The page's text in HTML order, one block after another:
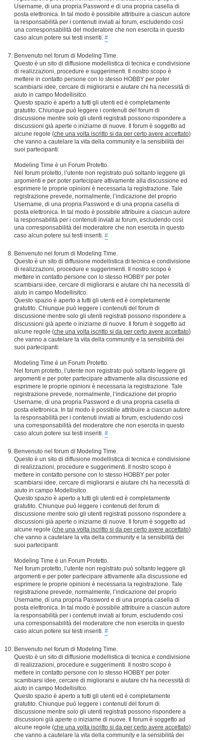
Username, di una propria Password e di una propria casella di
posta elettronica. In tal modo è possibile attribuire a ciascun autore
la responsabilità per i contenuti inviati ai forum, escludendo così
una corresponsabilità del moderatore che non esercita in questo
caso alcun potere sui testi inseriti. #
Benvenuto nel forum di Modeling Time.
Questo è un sito di diffusione modellistica di tecnica e condivisione
di realizzazioni, procedure e suggerimenti. Il nostro scopo è
mettere in contatto persone con lo stesso HOBBY per poter
scambiarsi idee, cercare di migliorarsi e aiutare chi ha necessità di
aiuto in campo Modellisitco.
Questo spazio è aperto a tutti gli utenti ed è completamente
gratutito. Chiunque può leggere i contenuti del forum di
discussione mentre solo gli utenti registrati possono rispondere a
discussioni già aperte o iniziarne di nuove. Il forum è soggetto ad
alcune regole (che una volta iscritto si da per certo avere accettato)
che vanno a cautelare la vita della community e la sensibilità dei
suoi partecipanti:
Modeling Time è un Forum Protetto.
Nel forum protetto, l’utente non registrato può soltanto leggere gli
argomenti e per poter partecipare attivamente alla discussione ed
esprimere le proprie opinioni è necessaria la registrazione. Tale
registrazione prevede, normalmente, l’indicazione del proprio
Username, di una propria Password e di una propria casella di
posta elettronica. In tal modo è possibile attribuire a ciascun autore
la responsabilità per i contenuti inviati ai forum, escludendo così
una corresponsabilità del moderatore che non esercita in questo
caso alcun potere sui testi inseriti. #
Benvenuto nel forum di Modeling Time.
Questo è un sito di diffusione modellistica di tecnica e condivisione
di realizzazioni, procedure e suggerimenti. Il nostro scopo è
mettere in contatto persone con lo stesso HOBBY per poter
scambiarsi idee, cercare di migliorarsi e aiutare chi ha necessità di
aiuto in campo Modellisitco.
Questo spazio è aperto a tutti gli utenti ed è completamente
gratutito. Chiunque può leggere i contenuti del forum di
discussione mentre solo gli utenti registrati possono rispondere a
discussioni già aperte o iniziarne di nuove. Il forum è soggetto ad
alcune regole (che una volta iscritto si da per certo avere accettato)
che vanno a cautelare la vita della community e la sensibilità dei
suoi partecipanti:
Modeling Time è un Forum Protetto.
Nel forum protetto, l’utente non registrato può soltanto leggere gli
argomenti e per poter partecipare attivamente alla discussione ed
esprimere le proprie opinioni è necessaria la registrazione. Tale
registrazione prevede, normalmente, l’indicazione del proprio
Username, di una propria Password e di una propria casella di
posta elettronica. In tal modo è possibile attribuire a ciascun autore
la responsabilità per i contenuti inviati ai forum, escludendo così
una corresponsabilità del moderatore che non esercita in questo
caso alcun potere sui testi inseriti. #
Benvenuto nel forum di Modeling Time.
Questo è un sito di diffusione modellistica di tecnica e condivisione
di realizzazioni, procedure e suggerimenti. Il nostro scopo è
mettere in contatto persone con lo stesso HOBBY per poter
scambiarsi idee, cercare di migliorarsi e aiutare chi ha necessità di
aiuto in campo Modellisitco.
Questo spazio è aperto a tutti gli utenti ed è completamente
gratutito. Chiunque può leggere i contenuti del forum di
discussione mentre solo gli utenti registrati possono rispondere a
discussioni già aperte o iniziarne di nuove. Il forum è soggetto ad
alcune regole (che una volta iscritto si da per certo avere accettato)
che vanno a cautelare la vita della community e la sensibilità dei
suoi partecipanti:
Modeling Time è un Forum Protetto.
Nel forum protetto, l’utente non registrato può soltanto leggere gli
argomenti e per poter partecipare attivamente alla discussione ed
esprimere le proprie opinioni è necessaria la registrazione. Tale
registrazione prevede, normalmente, l’indicazione del proprio
Username, di una propria Password e di una propria casella di
posta elettronica. In tal modo è possibile attribuire a ciascun autore
la responsabilità per i contenuti inviati ai forum, escludendo così
una corresponsabilità del moderatore che non esercita in questo
caso alcun potere sui testi inseriti. #
Benvenuto nel forum di Modeling Time.
Questo è un sito di diffusione modellistica di tecnica e condivisione
di realizzazioni, procedure e suggerimenti. Il nostro scopo è
mettere in contatto persone con lo stesso HOBBY per poter
scambiarsi idee, cercare di migliorarsi e aiutare chi ha necessità di
aiuto in campo Modellisitco.
Questo spazio è aperto a tutti gli utenti ed è completamente
gratutito. Chiunque può leggere i contenuti del forum di
discussione mentre solo gli utenti registrati possono rispondere a
discussioni già aperte o iniziarne di nuove. Il forum è soggetto ad
alcune regole (che una volta iscritto si da per certo avere accettato)
che vanno a cautelare la vita della community e la sensibilità dei